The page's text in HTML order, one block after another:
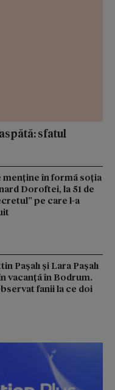
sfatul
menţine în formă soţia
Doroftei, la 51 de
pe care l-a
Paşalı și Lara Paşalı
vacanță în Bodrum.
fanii la ce doi